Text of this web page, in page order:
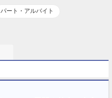
パート・アルバイト